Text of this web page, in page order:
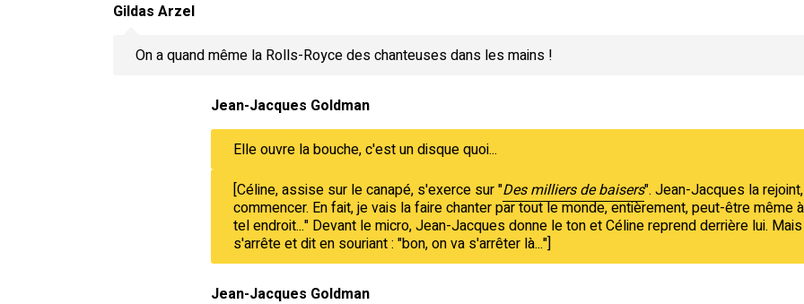
Gildas Arzel
On a quand même la Rolls-Royce des chanteuses dans les mains !
Jean-Jacques Goldman
Elle ouvre la bouche, c'est un disque quoi...
[Céline, assise sur le canapé, s'exerce sur "Des milliers de baisers". Jean-Jacques la
commencer. En fait, je vais la faire chanter par tout le monde, entièrement, peut-être même
tel endroit..." Devant le micro, Jean-Jacques donne le ton et Céline reprend derrière lui.
s'arrête et dit en souriant : "bon, on va s'arrêter là..."]
Jean-Jacques Goldman